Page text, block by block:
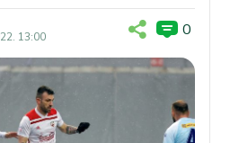
13:00 0